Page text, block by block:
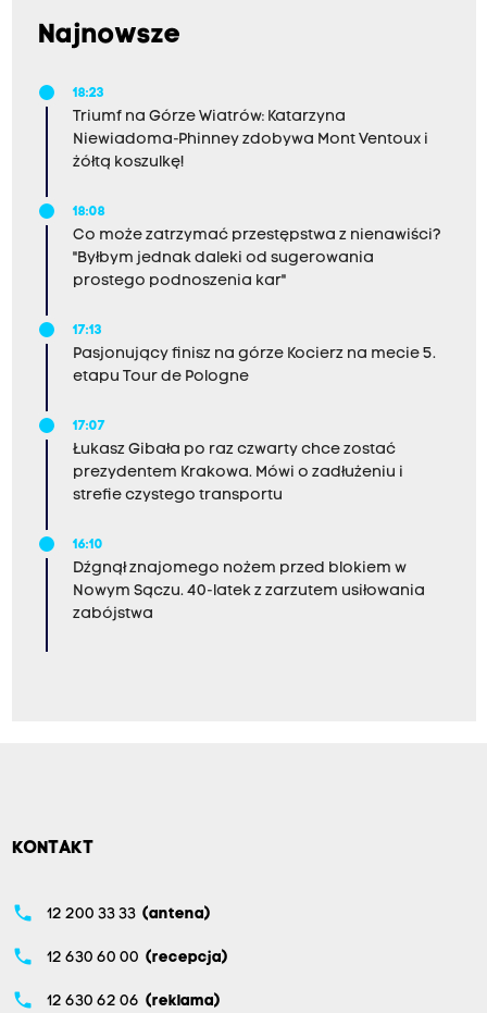
Najnowsze
18:23
Triumf na Górze Wiatrów: Katarzyna
Niewiadoma-Phinney zdobywa Mont Ventoux i
żółtą koszulkę!
18:08
Co może zatrzymać przestępstwa z nienawiści?
"Byłbym jednak daleki od sugerowania
prostego podnoszenia kar"
17:13
Pasjonujący finisz na górze Kocierz na mecie 5.
etapu Tour de Pologne
17:07
Łukasz Gibała po raz czwarty chce zostać
prezydentem Krakowa. Mówi o zadłużeniu i
strefie czystego transportu
16:10
Dźgnął znajomego nożem przed blokiem w
Nowym Sączu. 40-latek z zarzutem usiłowania
zabójstwa
KONTAKT
phone 12 200 33 33 (antena)
phone 12 630 60 00 (recepcja)
phone 12 630 62 06 (reklama)